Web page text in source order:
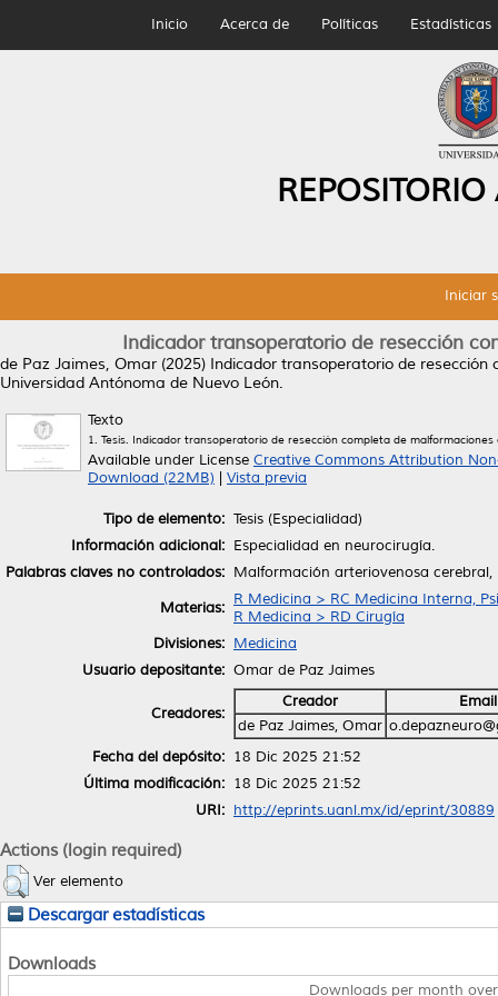
Inicio Acerca de Políticas Estadísticas
Iniciar
Indicador transoperatorio de resección
de Paz Jaimes, Omar (2025) Indicador transoperatorio de
Universidad Antónoma de Nuevo León.
Texto
1. Tesis. Indicador transoperatorio de resección completa de
Available under License Creative Commons Attribution
Download (22MB)
Vista previa
Tipo de elemento: Tesis (Especialidad)
Información adicional: Especialidad en neurocirugía.
Palabras claves no controlados: Malformación arteriovenosa
Materias: R Medicina > RC Medicina Interna,
R Medicina > RD Cirugía
Divisiones: Medicina
Usuario depositante: Omar de Paz Jaimes
Creadores:
Creador
Email
de Paz Jaimes, Omar
Fecha del depósito: 18 Dic 2025 21:52
Última modificación: 18 Dic 2025 21:52
URI: http://eprints.uanl.mx/id/eprint/30889
Actions (login required)
Ver elemento
Descargar estadísticas
Downloads
Downloads per month